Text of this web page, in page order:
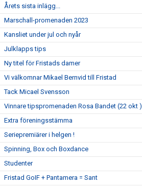
Årets sista inlägg...
Marschall-promenaden 2023
Kansliet under jul och nyår
Julklapps tips
Ny titel för Fristads damer
Vi välkomnar Mikael Bernvid till Fristad
Tack Micael Svensson
Vinnare tipspromenaden Rosa Bandet (22 okt )
Extra föreningsstämma
Seriepremiärer i helgen !
Spinning, Box och Boxdance
Studenter
Fristad GoIF + Pantamera = Sant